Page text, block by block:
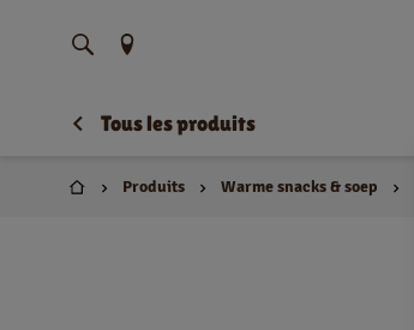
Trouvez votre emplacement
Tous les produits
Domicile
Produits Warme snacks & soep